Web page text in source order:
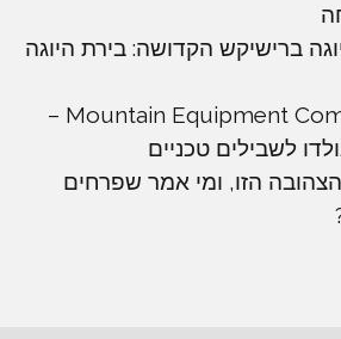
ברישיקש הקדושה: בירת היוגה
מבחן שטח: Mountain Equipment Comici –
לשבילים טכניים
הזו, ומי אמר שפרחים